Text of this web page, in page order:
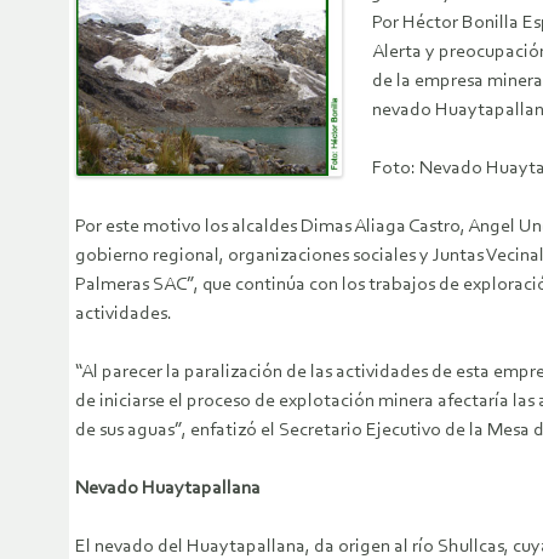
Por Héctor Bonilla
Alerta y
de la empresa
nevado
Foto: Nevado
Por este motivo los alcaldes Dimas Aliaga Castro, Angel
gobierno regional, organizaciones sociales y Juntas
Palmeras SAC”, que continúa con los trabajos de
actividades.
“Al parecer la paralización de las actividades de esta
de iniciarse el proceso de explotación minera afectaría
de sus aguas”, enfatizó el Secretario Ejecutivo de la
Nevado Huaytapallana
El nevado del Huaytapallana, da origen al río Shullcas,